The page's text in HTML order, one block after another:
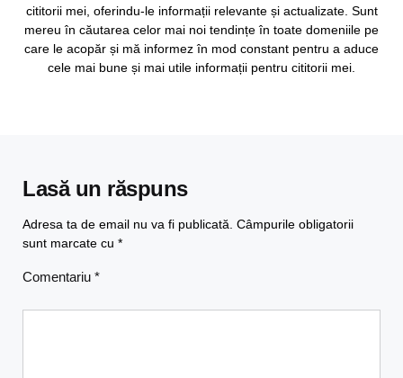
cititorii mei, oferindu-le informații relevante și actualizate. Sunt
mereu în căutarea celor mai noi tendințe în toate domeniile pe
care le acopăr și mă informez în mod constant pentru a aduce
cele mai bune și mai utile informații pentru cititorii mei.
Lasă un răspuns
Adresa ta de email nu va fi publicată. Câmpurile obligatorii
sunt marcate cu *
Comentariu *